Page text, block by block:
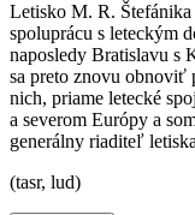
Letisko M. R.
spoluprácu s leteckým
naposledy Bratislavu s
sa preto znovu obnoviť
nich, priame letecké
a severom Európy a
generálny riaditeľ
(tasr, lud)